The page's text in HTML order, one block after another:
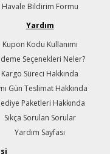
Havale Bildirim Formu
Yardım
Kupon Kodu Kullanımı
Seçenekleri Neler?
Kargo Süreci Hakkında
Gün Teslimat Hakkında
Paketleri Hakkında
Sıkça Sorulan Sorular
Yardım Sayfası